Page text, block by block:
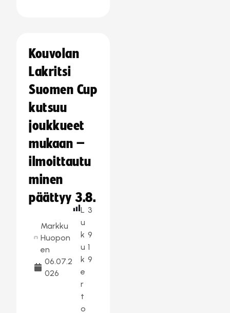
Kouvolan
Lakritsi
Suomen Cup
kutsuu
joukkueet
mukaan –
ilmoittautu
minen
päättyy 3.8.
Markku
Huopon
en
06.07.2
026
L
u
k
u
k
e
r
t
o
3
9
1
9